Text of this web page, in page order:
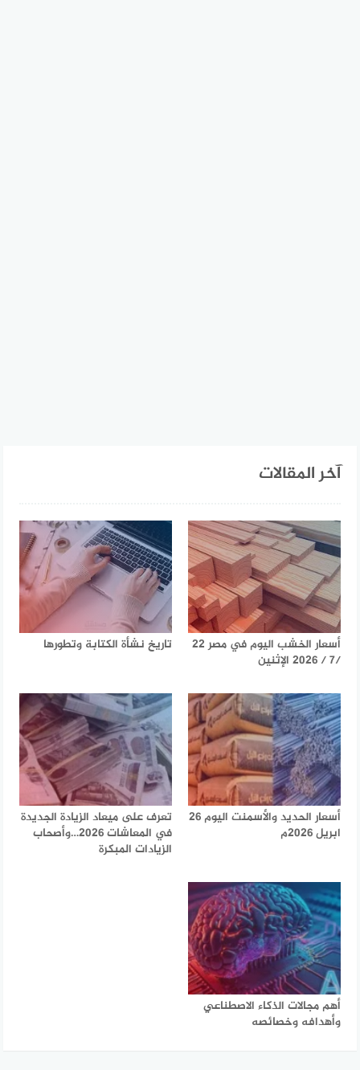
آخر المقالات
أسعار الخشب اليوم في مصر 22
/7 / 2026 الإثنين
تاريخ نشأة الكتابة وتطورها
أسعار الحديد والأسمنت اليوم 26
ابريل 2026م
تعرف على ميعاد الزيادة الجديدة
في المعاشات 2026…وأصحاب
الزيادات المبكرة
أهم مجالات الذكاء الاصطناعي
وأهدافه وخصائصه